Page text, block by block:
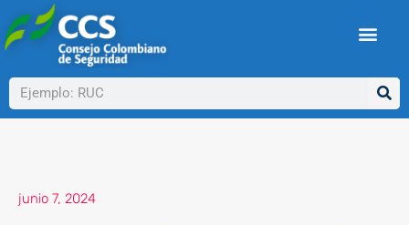
al
contenido
Buscar
junio 7, 2024